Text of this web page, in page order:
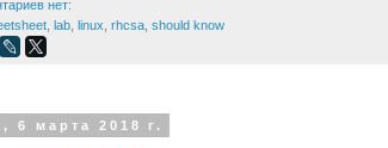
нет:
lab linux rhcsa should know
6 марта 2018 г.